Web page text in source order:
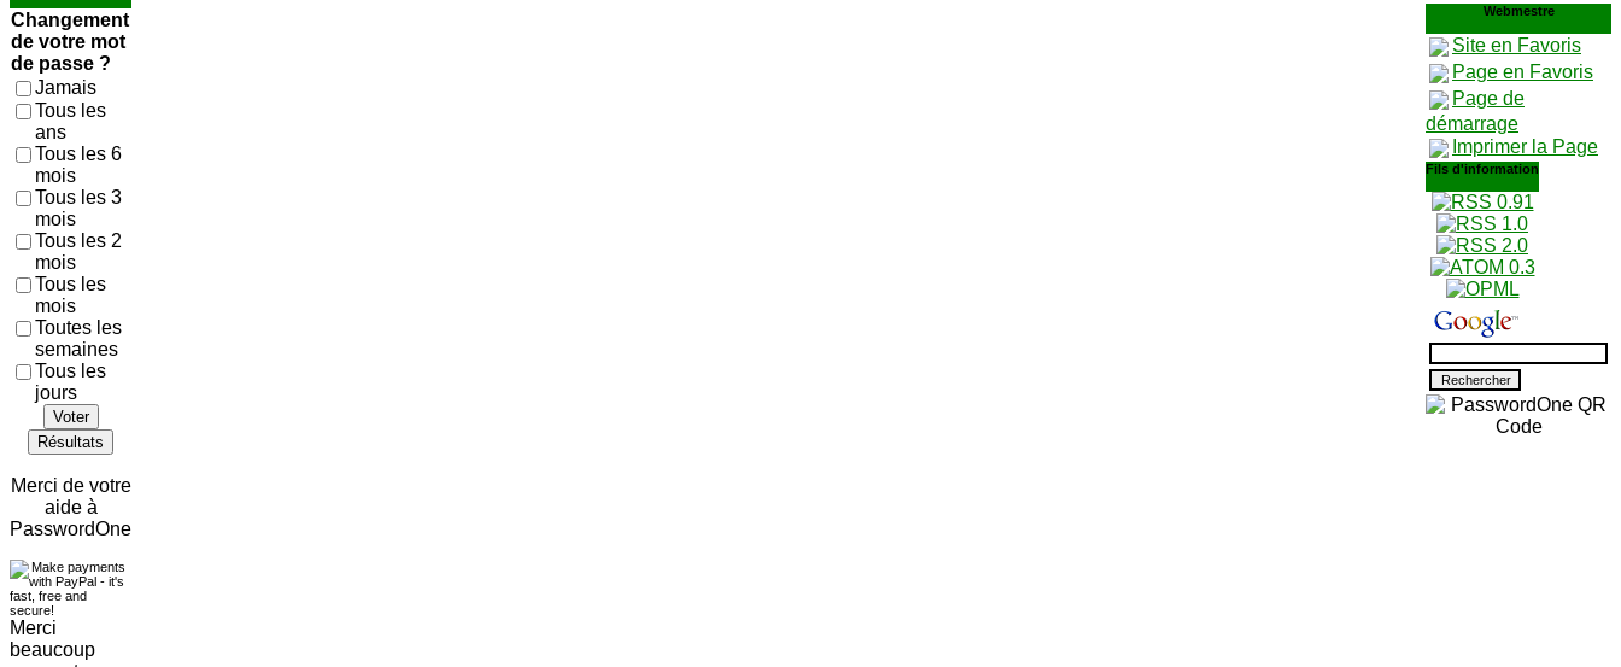
Changement
de votre mot
de passe ?
Jamais
Tous les
ans
Tous les 6
mois
Tous les 3
mois
Tous les 2
mois
Tous les
mois
Toutes les
semaines
Tous les
jours
Voter
Résultats
Merci de votre
aide à
PasswordOne
Merci
beaucoup
Webmestre
Site en Favoris
Page en Favoris
Page de
démarrage
Imprimer la Page
Fils d'information